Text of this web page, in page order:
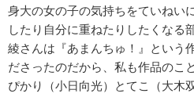
身大の女の子の気持ちをていねい
したり自分に重ねたりしたくなる
綾さんは『あまんちゅ！』という
ださったのだから、私も作品のこ
ぴかり（小日向光）とてこ（大木